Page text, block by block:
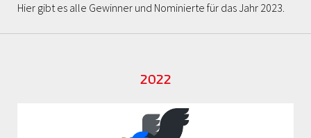
Hier gibt es alle Gewinner und Nominierte für das Jahr 2023.
2022